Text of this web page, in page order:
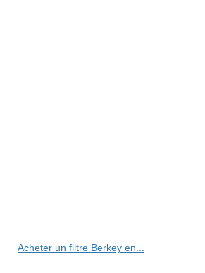
Acheter un filtre Berkey en...